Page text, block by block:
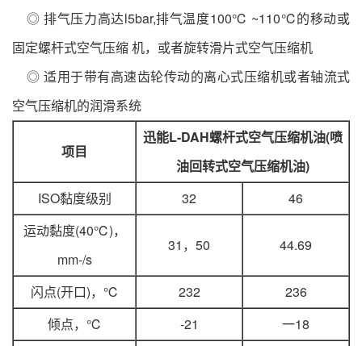
◎ 排气压力高达l5bar,排气温度100℃ ~110℃的移动或
固定螺杆式空气压缩 机，或者旋转滑片式空气压缩机
◎ 适用于带有高速齿轮传动的离心式压缩机或者轴流式
空气压缩机的润滑系统
项目
迅能L-DAH螺杆式空气压缩机油(喷
油回转式空气压缩机油)
ISO黏度级别
32
46
运动黏度(40℃)，
mm-/s
31，50 44.69
闪点(开口)，℃ 232
236
倾点，℃
-21
一18